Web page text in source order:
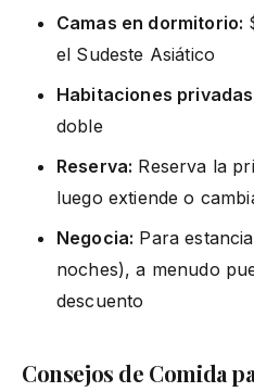
Camas en dormitorio:
el Sudeste Asiático
Habitaciones
doble
Reserva: Reserva la
luego extiende o
Negocia: Para
noches), a menudo
descuento
Consejos de Comida